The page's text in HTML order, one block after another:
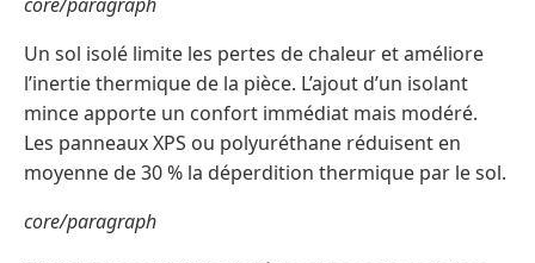
Un sol isolé limite les pertes de chaleur et améliore
l’inertie thermique de la pièce. L’ajout d’un isolant
mince apporte un confort immédiat mais modéré.
Les panneaux XPS ou polyuréthane réduisent en
moyenne de 30 % la déperdition thermique par le sol.
core/paragraph